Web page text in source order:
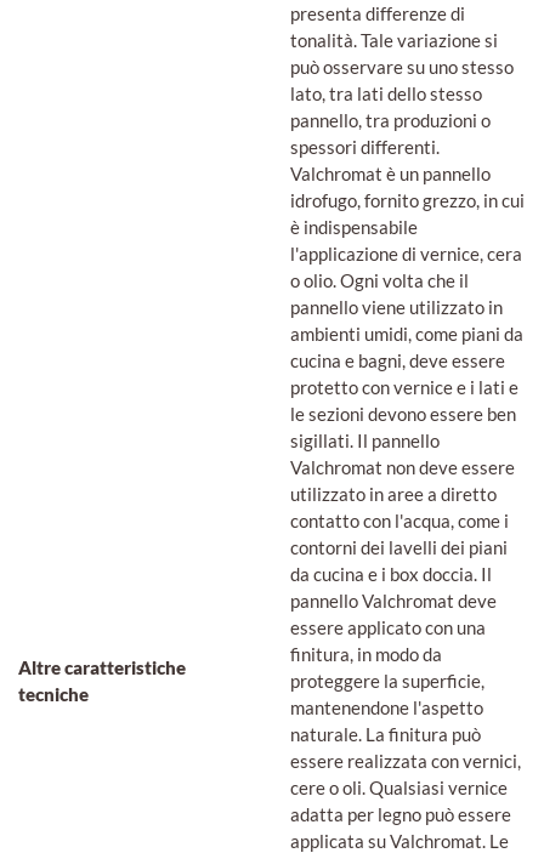
Altre caratteristiche
tecniche
presenta differenze di
tonalità. Tale variazione si
può osservare su uno stesso
lato, tra lati dello stesso
pannello, tra produzioni o
spessori differenti.
Valchromat è un pannello
idrofugo, fornito grezzo, in cui
è indispensabile
l'applicazione di vernice, cera
o olio. Ogni volta che il
pannello viene utilizzato in
ambienti umidi, come piani da
cucina e bagni, deve essere
protetto con vernice e i lati e
le sezioni devono essere ben
sigillati. Il pannello
Valchromat non deve essere
utilizzato in aree a diretto
contatto con l'acqua, come i
contorni dei lavelli dei piani
da cucina e i box doccia. Il
pannello Valchromat deve
essere applicato con una
finitura, in modo da
proteggere la superficie,
mantenendone l'aspetto
naturale. La finitura può
essere realizzata con vernici,
cere o oli. Qualsiasi vernice
adatta per legno può essere
applicata su Valchromat. Le